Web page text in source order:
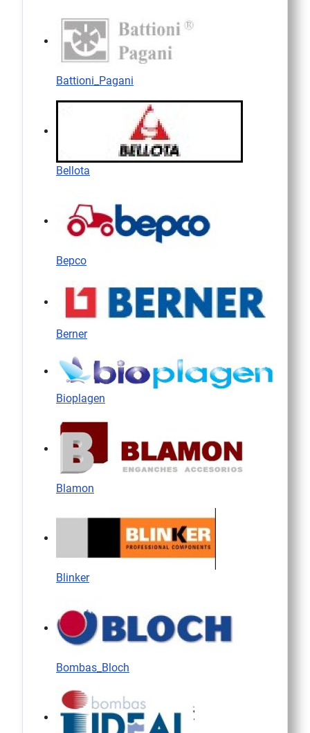
Battioni_Pagani
Bellota
Bepco
Berner
Bioplagen
Blamon
Blinker
Bombas_Bloch